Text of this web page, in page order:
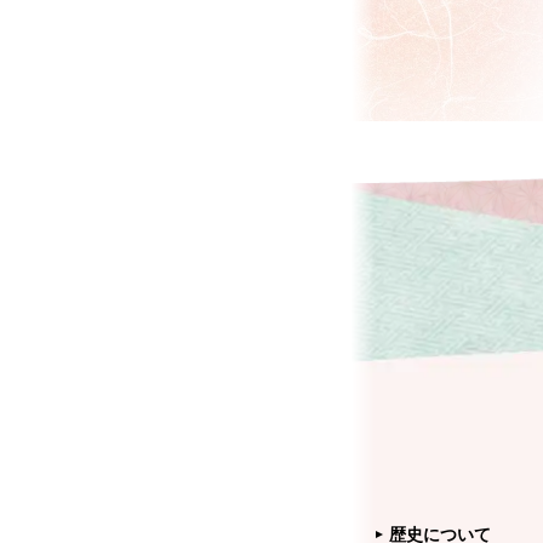
歴史について